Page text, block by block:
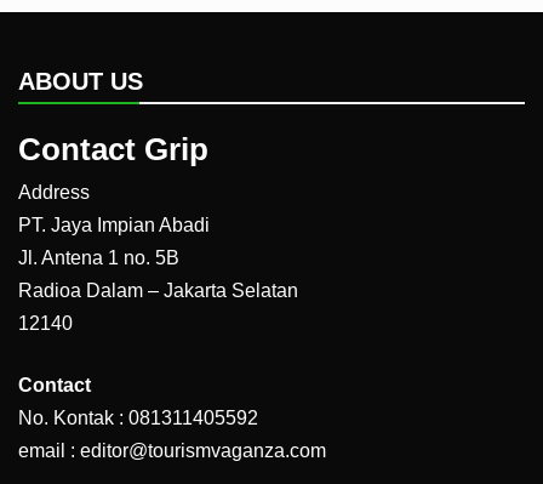
ABOUT US
Contact Grip
Address
PT. Jaya Impian Abadi
Jl. Antena 1 no. 5B
Radioa Dalam – Jakarta Selatan
12140
Contact
No. Kontak : 081311405592
email : editor@tourismvaganza.com